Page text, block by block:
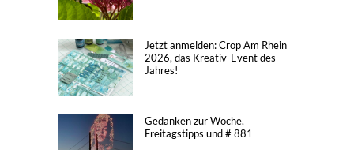
Jetzt anmelden: Crop Am Rhein
2026, das Kreativ-Event des
Jahres!
Gedanken zur Woche,
Freitagstipps und # 881